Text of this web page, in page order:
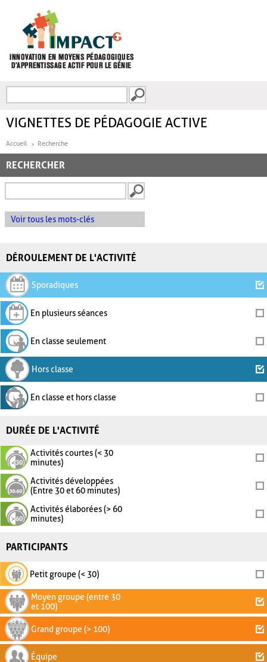
FORMULAIRE DE
VIGNETTES DE PÉDAGOGIE ACTIVE
Accueil Recherche
RECHERCHER
Voir tous les mots-clés
DÉROULEMENT DE L'ACTIVITÉ
Sporadiques
En plusieurs séances
En classe seulement
Hors classe
En classe et hors classe
DURÉE DE L'ACTIVITÉ
Activités courtes (< 30
minutes)
Activités développées
(Entre 30 et 60 minutes)
Activités élaborées (> 60
minutes)
PARTICIPANTS
Petit groupe (< 30)
Moyen groupe (entre 30
et 100)
Grand groupe (> 100)
Équipe